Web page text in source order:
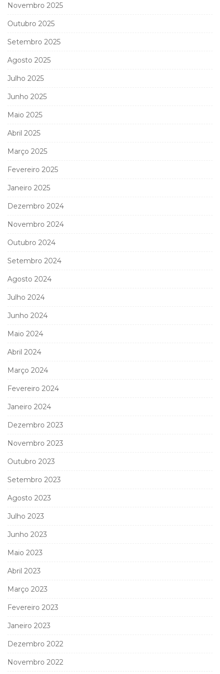
Novembro 2025
Outubro 2025
Setembro 2025
Agosto 2025
Julho 2025
Junho 2025
Maio 2025
Abril 2025
Março 2025
Fevereiro 2025
Janeiro 2025
Dezembro 2024
Novembro 2024
Outubro 2024
Setembro 2024
Agosto 2024
Julho 2024
Junho 2024
Maio 2024
Abril 2024
Março 2024
Fevereiro 2024
Janeiro 2024
Dezembro 2023
Novembro 2023
Outubro 2023
Setembro 2023
Agosto 2023
Julho 2023
Junho 2023
Maio 2023
Abril 2023
Março 2023
Fevereiro 2023
Janeiro 2023
Dezembro 2022
Novembro 2022